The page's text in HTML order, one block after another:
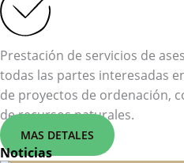
Prestación de servicios de
todas las partes interesadas
de proyectos de ordenación,
de recursos naturales.
MAS DETALES
Noticias